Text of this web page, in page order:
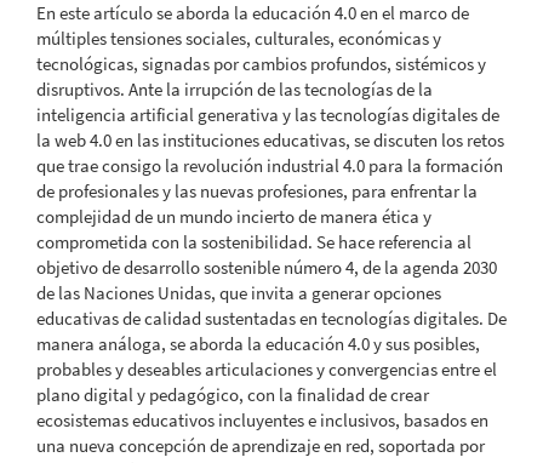
En este artículo se aborda la educación 4.0 en el marco de
múltiples tensiones sociales, culturales, económicas y
tecnológicas, signadas por cambios profundos, sistémicos y
disruptivos. Ante la irrupción de las tecnologías de la
inteligencia artificial generativa y las tecnologías digitales de
la web 4.0 en las instituciones educativas, se discuten los retos
que trae consigo la revolución industrial 4.0 para la formación
de profesionales y las nuevas profesiones, para enfrentar la
complejidad de un mundo incierto de manera ética y
comprometida con la sostenibilidad. Se hace referencia al
objetivo de desarrollo sostenible número 4, de la agenda 2030
de las Naciones Unidas, que invita a generar opciones
educativas de calidad sustentadas en tecnologías digitales. De
manera análoga, se aborda la educación 4.0 y sus posibles,
probables y deseables articulaciones y convergencias entre el
plano digital y pedagógico, con la finalidad de crear
ecosistemas educativos incluyentes e inclusivos, basados en
una nueva concepción de aprendizaje en red, soportada por